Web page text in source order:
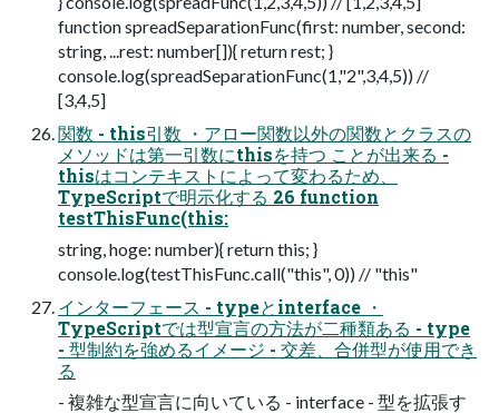
function spreadSeparationFunc(first: number, second:
string, ...rest: number[]){ return rest; }
console.log(spreadSeparationFunc(1,"2",3,4,5)) //
[3,4,5]
関数 - this引数 ・アロー関数以外の関数とクラスの
メソッドは第一引数にthisを持つ ことが出来る -
thisはコンテキストによって変わるため、
TypeScriptで明示化する 26 function
testThisFunc(this:
string, hoge: number){ return this; }
console.log(testThisFunc.call("this", 0)) // "this"
インターフェース - typeとinterface ・
TypeScriptでは型宣言の方法が二種類ある - type
- 型制約を強めるイメージ - 交差、合併型が使用でき
る
- 複雑な型宣言に向いている - interface - 型を拡張す